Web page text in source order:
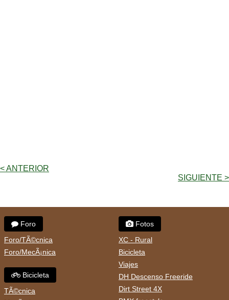
< ANTERIOR
SIGUIENTE >
Foro
Foro/TÃ©cnica
Foro/MecÃ¡nica
Bicicleta
TÃ©cnica
Fotos
XC - Rural
Bicicleta
Viajes
DH Descenso Freeride
Dirt Street 4X